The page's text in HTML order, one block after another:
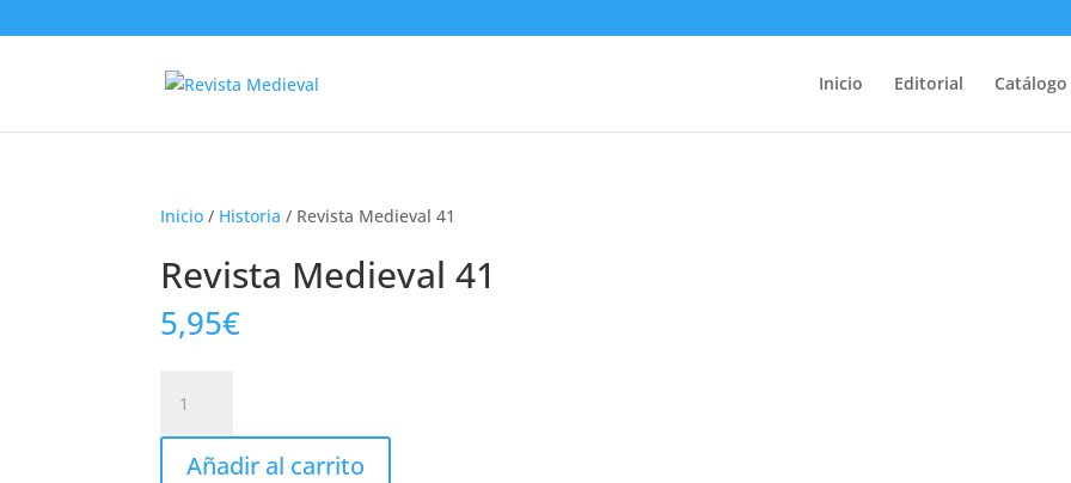
Inicio Editorial Catálogo
Inicio / Historia / Revista Medieval 41
Revista Medieval 41
5,95€
Medieval
41
cantidad
Añadir al carrito